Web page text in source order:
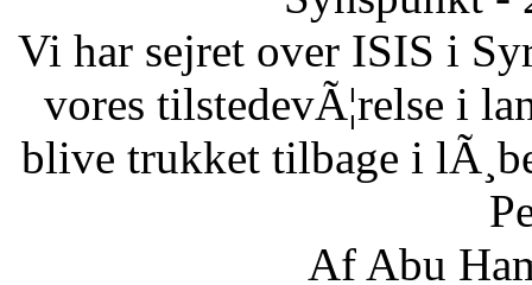
Vi har sejret over ISIS i
vores tilstedevÃ¦relse i
blive trukket tilbage i
Af Abu